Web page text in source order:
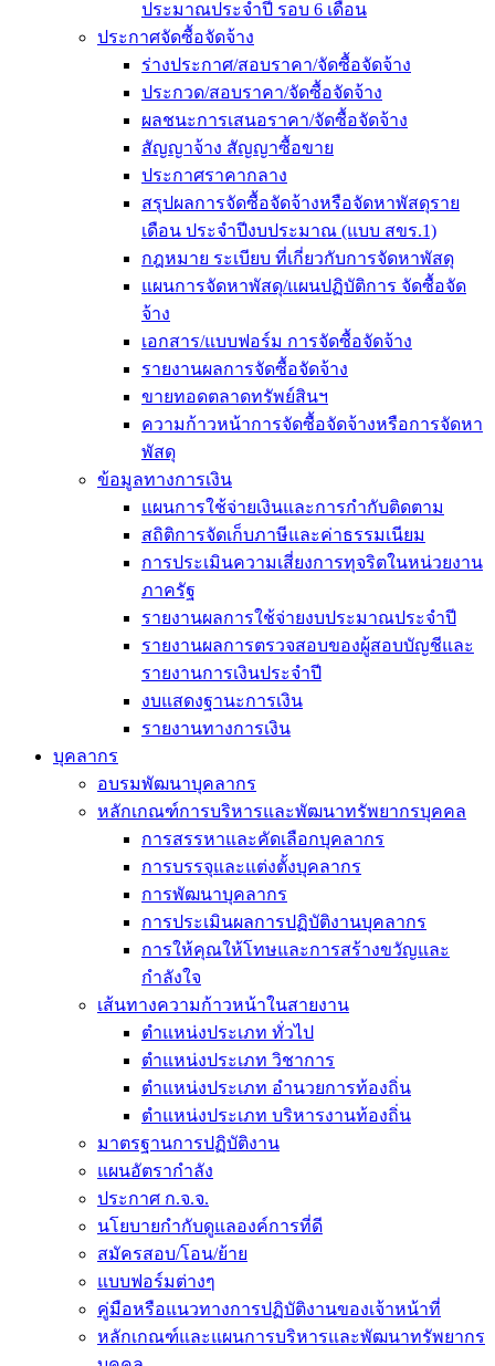
ประมาณประจำปี รอบ 6 เดือน
ประกาศจัดซื้อจัดจ้าง
ร่างประกาศ/สอบราคา/จัดซื้อจัดจ้าง
ประกวด/สอบราคา/จัดซื้อจัดจ้าง
ผลชนะการเสนอราคา/จัดซื้อจัดจ้าง
สัญญาจ้าง สัญญาซื้อขาย
ประกาศราคากลาง
สรุปผลการจัดซื้อจัดจ้างหรือจัดหาพัสดุราย
เดือน ประจำปีงบประมาณ (แบบ สขร.1)
กฎหมาย ระเบียบ ที่เกี่ยวกับการจัดหาพัสดุ
แผนการจัดหาพัสดุ/แผนปฏิบัติการ จัดซื้อจัด
จ้าง
เอกสาร/แบบฟอร์ม การจัดซื้อจัดจ้าง
รายงานผลการจัดซื้อจัดจ้าง
ขายทอดตลาดทรัพย์สินฯ
ความก้าวหน้าการจัดซื้อจัดจ้างหรือการจัดหา
พัสดุ
ข้อมูลทางการเงิน
แผนการใช้จ่ายเงินและการกำกับติดตาม
สถิติการจัดเก็บภาษีและค่าธรรมเนียม
การประเมินความเสี่ยงการทุจริตในหน่วยงาน
ภาครัฐ
รายงานผลการใช้จ่ายงบประมาณประจำปี
รายงานผลการตรวจสอบของผู้สอบบัญชีและ
รายงานการเงินประจำปี
งบแสดงฐานะการเงิน
รายงานทางการเงิน
บุคลากร
อบรมพัฒนาบุคลากร
หลักเกณฑ์การบริหารและพัฒนาทรัพยากรบุคคล
การสรรหาและคัดเลือกบุคลากร
การบรรจุและแต่งตั้งบุคลากร
การพัฒนาบุคลากร
การประเมินผลการปฏิบัติงานบุคลากร
การให้คุณให้โทษและการสร้างขวัญและ
กำลังใจ
เส้นทางความก้าวหน้าในสายงาน
ตำแหน่งประเภท ทั่วไป
ตำแหน่งประเภท วิชาการ
ตำแหน่งประเภท อำนวยการท้องถิ่น
ตำแหน่งประเภท บริหารงานท้องถิ่น
มาตรฐานการปฏิบัติงาน
แผนอัตรากำลัง
ประกาศ ก.จ.จ.
นโยบายกำกับดูแลองค์การที่ดี
สมัครสอบ/โอน/ย้าย
แบบฟอร์มต่างๆ
คู่มือหรือแนวทางการปฏิบัติงานของเจ้าหน้าที่
หลักเกณฑ์และแผนการบริหารและพัฒนาทรัพยากร